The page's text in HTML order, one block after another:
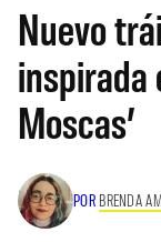
Nuevo
inspirada
Moscas’
POR BRENDA